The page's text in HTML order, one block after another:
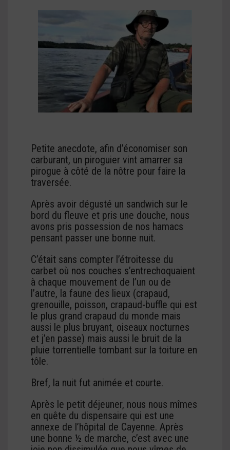
Petite anecdote, afin d’économiser son
carburant, un piroguier vint amarrer sa
pirogue à côté de la nôtre pour faire la
traversée.
Après avoir dégusté un sandwich sur le
bord du fleuve et pris une douche, nous
avons pris possession de nos hamacs
pensant passer une bonne nuit.
C’était sans compter l’étroitesse du
carbet où nos couches s’entrechoquaient
à chaque mouvement de l’un ou de
l’autre, la faune des lieux (crapaud,
grenouille, poisson, crapaud-buffle qui est
le plus grand crapaud du monde mais
aussi le plus bruyant, oiseaux nocturnes
et j’en passe) mais aussi le bruit de la
pluie torrentielle tombant sur la toiture en
tôle.
Bref, la nuit fut animée et courte.
Après le petit déjeuner, nous nous mîmes
en quête du dispensaire qui est une
annexe de l’hôpital de Cayenne. Après
une bonne ½ de marche, c’est avec une